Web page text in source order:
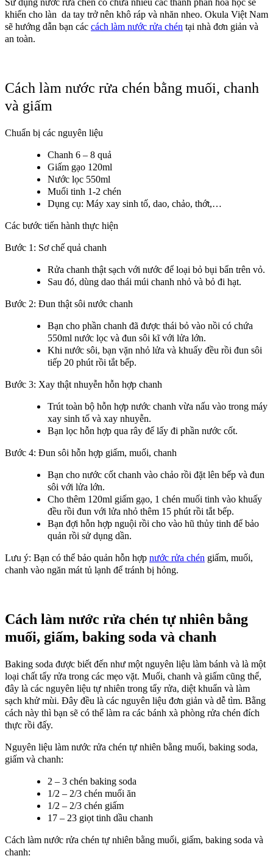
Sử dụng nước rửa chén có chứa nhiều các thành phần hóa học sẽ
khiến cho làn da tay trở nên khô ráp và nhăn nheo. Okula Việt Nam
sẽ hướng dẫn bạn các cách làm nước rửa chén tại nhà đơn giản và
an toàn.
Cách làm nước rửa chén bằng muối, chanh
và giấm
Chuẩn bị các nguyên liệu
Chanh 6 – 8 quả
Giấm gạo 120ml
Nước lọc 550ml
Muối tinh 1-2 chén
Dụng cụ: Máy xay sinh tố, dao, chảo, thớt,…
Các bước tiến hành thực hiện
Bước 1: Sơ chế quả chanh
Rửa chanh thật sạch với nước để loại bỏ bụi bẩn trên vỏ.
Sau đó, dùng dao thái múi chanh nhỏ và bỏ đi hạt.
Bước 2: Đun thật sôi nước chanh
Bạn cho phần chanh đã được thái bỏ vào nồi có chứa
550ml nước lọc và đun sôi kĩ với lửa lớn.
Khi nước sôi, bạn vặn nhỏ lửa và khuấy đều rồi đun sôi
tiếp 20 phút rồi tắt bếp.
Bước 3: Xay thật nhuyễn hỗn hợp chanh
Trút toàn bộ hỗn hợp nước chanh vừa nấu vào trong máy
xay sinh tố và xay nhuyễn.
Bạn lọc hỗn hợp qua rây để lấy đi phần nước cốt.
Bước 4: Đun sôi hỗn hợp giấm, muối, chanh
Bạn cho nước cốt chanh vào chảo rồi đặt lên bếp và đun
sôi với lửa lớn.
Cho thêm 120ml giấm gạo, 1 chén muối tinh vào khuấy
đều rồi đun với lửa nhỏ thêm 15 phút rồi tắt bếp.
Bạn đợi hỗn hợp nguội rồi cho vào hũ thủy tinh để bảo
quản rồi sử dụng dần.
Lưu ý: Bạn có thể bảo quản hỗn hợp nước rửa chén giấm, muối,
chanh vào ngăn mát tủ lạnh để tránh bị hỏng.
Cách làm nước rửa chén tự nhiên bằng
muối, giấm, baking soda và chanh
Baking soda được biết đến như một nguyên liệu làm bánh và là một
loại chất tẩy rửa trong các mẹo vặt. Muối, chanh và giấm cũng thể,
đây là các nguyên liệu tự nhiên trong tẩy rửa, diệt khuẩn và làm
sạch khử mùi. Đây đều là các nguyên liệu đơn giản và dễ tìm. Bằng
cách này thì bạn sẽ có thể làm ra các bánh xà phòng rửa chén đích
thực rồi đấy.
Nguyên liệu làm nước rửa chén tự nhiên bằng muối, baking soda,
giấm và chanh:
2 – 3 chén baking soda
1/2 – 2/3 chén muối ăn
1/2 – 2/3 chén giấm
17 – 23 giọt tinh dầu chanh
Cách làm nước rửa chén tự nhiên bằng muối, giấm, baking soda và
chanh: